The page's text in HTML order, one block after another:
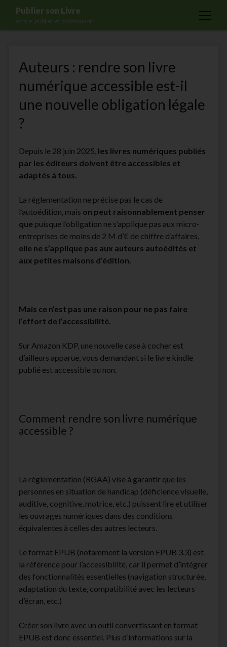
Publier son Livre
écrire, publier et promouvoir
open
Formations
Services
Blog
Auto-édition
Ecriture
Actualités
Contact
facebookinstagram
youtubeemail-
form
Auteurs : rendre son livre
numérique accessible est-il
une nouvelle obligation légale
?
Depuis le 28 juin 2025, les livres numériques publiés
par les éditeurs doivent être accessibles et
adaptés à tous.
La réglementation ne précise pas le cas de
l’autoédition, mais on peut raisonnablement penser
que puisque l’obligation ne s’applique pas aux micro-
entreprises de moins de 2 M d’€ de chiffre d’affaires,
elle ne s’applique pas aux auteurs autoédités et
aux petites maisons d’édition.
Mais ce n’est pas une raison pour ne pas faire
l’effort de l’accessibilité.
Sur Amazon KDP, une nouvelle case à cocher est
d’ailleurs apparue, vous demandant si le livre kindle
publié est accessible ou non.
Comment rendre son livre numérique
accessible ?
La réglementation (RGAA) vise à garantir que les
personnes en situation de handicap (déficience visuelle,
auditive, cognitive, motrice, etc.) puissent lire et utiliser
les ouvrages numériques dans des conditions
équivalentes à celles des autres lecteurs.
Le format EPUB (notamment la version EPUB 3.3) est
la référence pour l’accessibilité, car il permet d’intégrer
des fonctionnalités essentielles (navigation structurée,
adaptation du texte, compatibilité avec les lecteurs
d’écran, etc.)
Créer son livre avec un outil convertissant en format
EPUB est donc essentiel. Plus d’informations sur la